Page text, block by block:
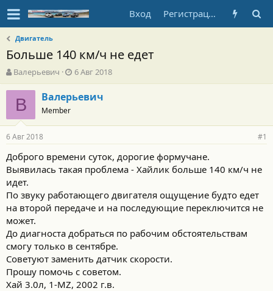
Вход Регистрация
Двигатель
Больше 140 км/ч не едет
А
в
т
т
е
м
ы
Валерьевич
Д
а
т
а
а
а
л
а
6 Авг 2018
В Валерьевич
Member
6 Авг 2018 #1
Доброго времени суток, дорогие формучане.
Выявилась такая проблема - Хайлик больше 140 км/ч не
идет.
По звуку работающего двигателя ощущение будто едет
на второй передаче и на последующие переключится не
может.
До диагноста добраться по рабочим обстоятельствам
смогу только в сентябре.
Советуют заменить датчик скорости.
Прошу помочь с советом.
Хай 3.0л, 1-MZ, 2002 г.в.